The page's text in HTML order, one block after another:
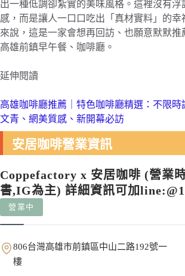
出一種低調卻紮實的美味風格。這裡沒有浮
感，而是讓人一口口吃出「真材實料」的幸
來說，這是一家會想再回訪、也願意默默推
高雄前鎮早午餐、咖啡廳。
延伸閱讀
高雄咖啡廳推薦｜特色咖啡廳精選：不限時
文青、網美質感、新開幕必訪
安居咖啡營業資訊
Coppefactory x 安居咖啡 (營業
書,IG為主) 詳細資訊可加
營業中
806台灣高雄市前鎮區中山二路192號一
樓